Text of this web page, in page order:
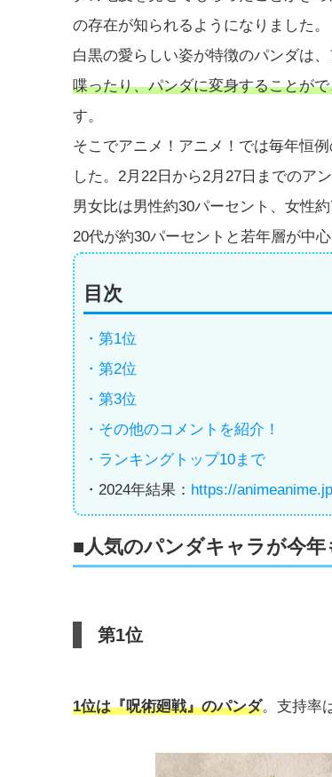
の存在が知られるようになりました。
白黒の愛らしい姿が特徴のパンダは
喋ったり、パンダに変身することが
す。
そこでアニメ！アニメ！では毎年恒
した。2月22日から2月27日までのア
男女比は男性約30パーセント、女性
20代が約30パーセントと若年層が中心
目次
・第1位
・第2位
・第3位
・その他のコメントを紹介！
・ランキングトップ10まで
・2024年結果： https://
■人気のパンダキャラが今年
第1位
1位は『呪術廻戦』のパンダ。支持率